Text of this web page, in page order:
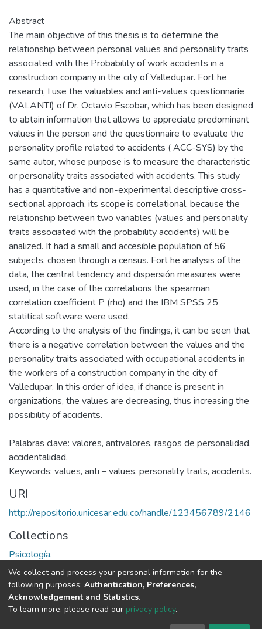
Abstract
The main objective of this thesis is to determine the
relationship between personal values and personality traits
associated with the Probability of work accidents in a
construction company in the city of Valledupar. Fort he
research, I use the valuables and anti-values questionnarie
(VALANTI) of Dr. Octavio Escobar, which has been designed
to abtain information that allows to appreciate predominant
values in the person and the questionnaire to evaluate the
personality profile related to accidents ( ACC-SYS) by the
same autor, whose purpose is to measure the characteristic
or personality traits associated with accidents. This study
has a quantitative and non-experimental descriptive cross-
sectional approach, its scope is correlational, because the
relationship between two variables (values and personality
traits associated with the probability accidents) will be
analized. It had a small and accesible population of 56
subjects, chosen through a census. Fort he analysis of the
data, the central tendency and dispersión measures were
used, in the case of the correlations the spearman
correlation coefficient P (rho) and the IBM SPSS 25
statitical software were used.
According to the analysis of the findings, it can be seen that
there is a negative correlation between the values and the
personality traits associated with occupational accidents in
the workers of a construction company in the city of
Valledupar. In this order of idea, if chance is present in
organizations, the values are decreasing, thus increasing the
possibility of accidents.
Palabras clave: valores, antivalores, rasgos de personalidad,
accidentalidad.
Keywords: values, anti – values, personality traits, accidents.
URI
http://repositorio.unicesar.edu.co/handle/123456789/2146
Collections
Psicología.
Full item page
DSpace software copyright © 2002-2026
We collect and process your personal information for the
following purposes: Authentication, Preferences,
Acknowledgement and Statistics.
To learn more, please read our privacy policy.